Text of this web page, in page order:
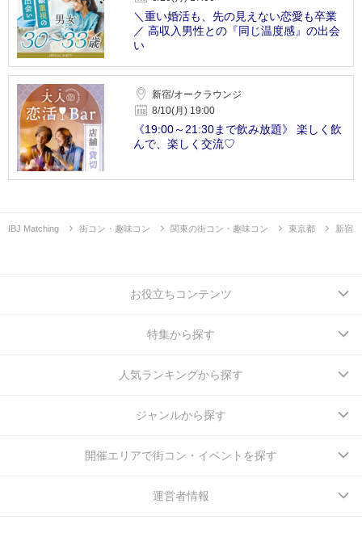
＼重い婚活も、先の見えない恋愛も卒業
／ 高収入男性との『同じ温度感』の出会
い
新宿/オークラウンジ
8/10(月) 19:00
《19:00～21:30まで飲み放題》 楽しく飲
んで、楽しく交流♡
IBJ Matching 街コン・趣味コン 関東の街コン・趣味コン 東京都 新宿
お役立ちコンテンツ
特集から探す
人気ランキングから探す
ジャンルから探す
開催エリアで街コン・イベントを探す
運営者情報